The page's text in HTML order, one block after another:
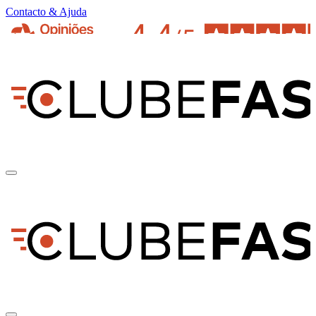
Contacto & Ajuda